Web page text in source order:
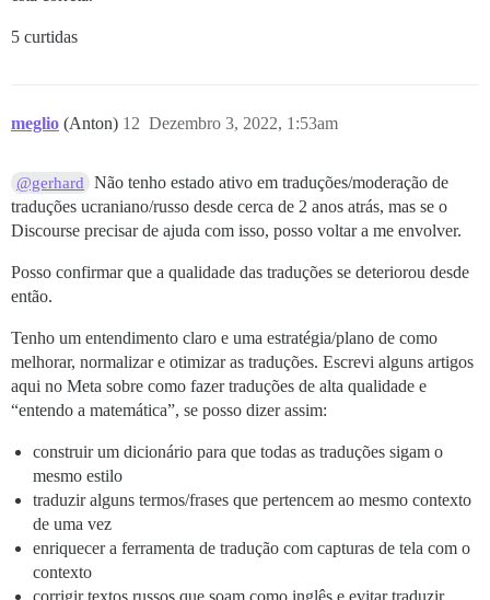
5 curtidas
meglio (Anton) Dezembro 3, 2022, 1:53am
12
@gerhard
Não tenho estado ativo em traduções/moderação de
traduções ucraniano/russo desde cerca de 2 anos atrás, mas se o
Discourse precisar de ajuda com isso, posso voltar a me envolver.
Posso confirmar que a qualidade das traduções se deteriorou desde
então.
Tenho um entendimento claro e uma estratégia/plano de como
melhorar, normalizar e otimizar as traduções. Escrevi alguns artigos
aqui no Meta sobre como fazer traduções de alta qualidade e
“entendo a matemática”, se posso dizer assim:
construir um dicionário para que todas as traduções sigam o
mesmo estilo
traduzir alguns termos/frases que pertencem ao mesmo contexto
de uma vez
enriquecer a ferramenta de tradução com capturas de tela com o
contexto